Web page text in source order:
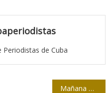
Periodistas de Cuba
Mañana hablamos de ayer con Ana María Radaelli